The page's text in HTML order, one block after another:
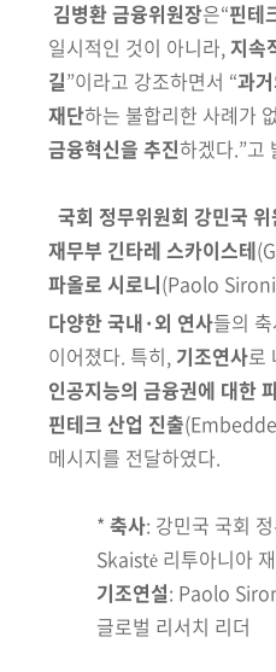
김병환 금융위원장은“핀테
일시적인 것이 아니라,지속
길”이라고 강조하면서 “과
재단하는 불합리한 사례가
금융혁신을 추진하겠다.”고
국회 정무위원회 강민국 위
재무부 긴타레 스카이스테
파올로 시로니(Paolo
다양한 국내·외 연사들의
이어졌다. 특히, 기조연사로
인공지능의 금융권에 대한
핀테크 산업 진출
메시지를 전달하였다.
* 축사: 강민국 국회
Skaistė 리투아니아
기조연설: Paolo
글로벌 리서치 리더